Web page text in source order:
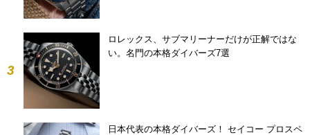
3
ロレックス、サブマリーナーだけが正解ではな
い。名門の本格ダイバーズ7選
日本代表の本格ダイバーズ！ セイコー プロスペ